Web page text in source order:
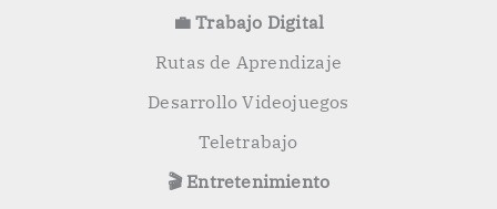
💼 Trabajo Digital
Rutas de Aprendizaje
Desarrollo Videojuegos
Teletrabajo
🎬 Entretenimiento